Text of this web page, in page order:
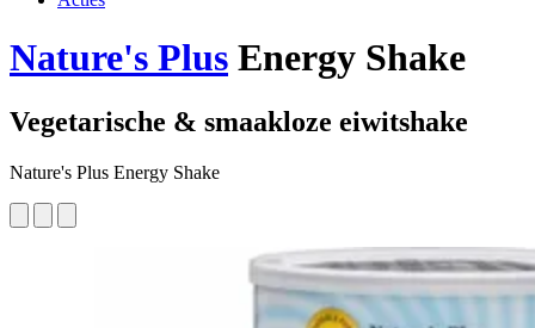
Nature's Plus Energy Shake
Vegetarische & smaakloze eiwitshake
Nature's Plus Energy Shake